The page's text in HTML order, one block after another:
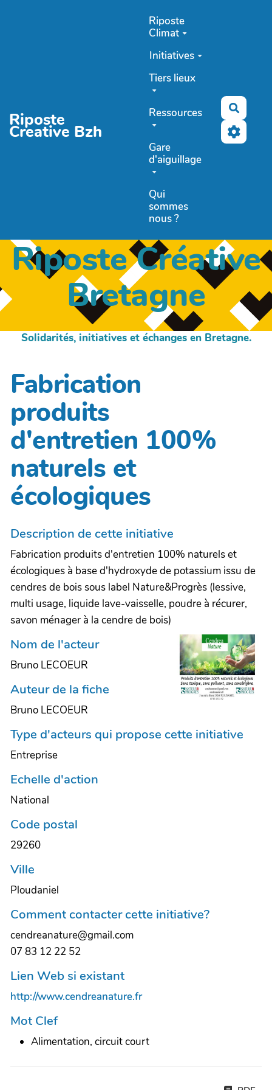
Riposte
Creative Bzh
Riposte
Climat
Initiatives
Tiers lieux
Ressources
Gare
d'aiguillage
Qui
sommes
nous ?
Riposte Créative
Bretagne
Solidarités, initiatives et échanges en Bretagne.
Fabrication
produits
d'entretien 100%
naturels et
écologiques
Description de cette initiative
Fabrication produits d'entretien 100% naturels et
écologiques à base d'hydroxyde de potassium issu de
cendres de bois sous label Nature&Progrès (lessive,
multi usage, liquide lave-vaisselle, poudre à récurer,
savon ménager à la cendre de bois)
Nom de l'acteur
Bruno LECOEUR
Auteur de la fiche
Bruno LECOEUR
Type d'acteurs qui propose cette initiative
Entreprise
Echelle d'action
National
Code postal
29260
Ville
Ploudaniel
Comment contacter cette initiative?
cendreanature@gmail.com
07 83 12 22 52
Lien Web si existant
http://www.cendreanature.fr
Mot Clef
Alimentation, circuit court